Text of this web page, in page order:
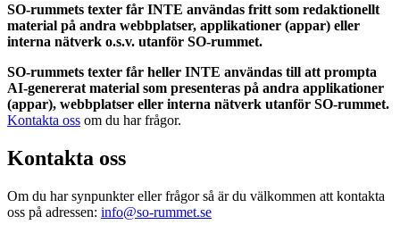
SO-rummets texter får INTE användas fritt som redaktionellt
material på andra webbplatser, applikationer (appar) eller
interna nätverk o.s.v. utanför SO-rummet.
SO-rummets texter får heller INTE användas till att prompta
AI-genererat material som presenteras på andra applikationer
(appar), webbplatser eller interna nätverk utanför SO-rummet.
Kontakta oss om du har frågor.
Kontakta oss
Om du har synpunkter eller frågor så är du välkommen att kontakta
oss på adressen: info@so-rummet.se